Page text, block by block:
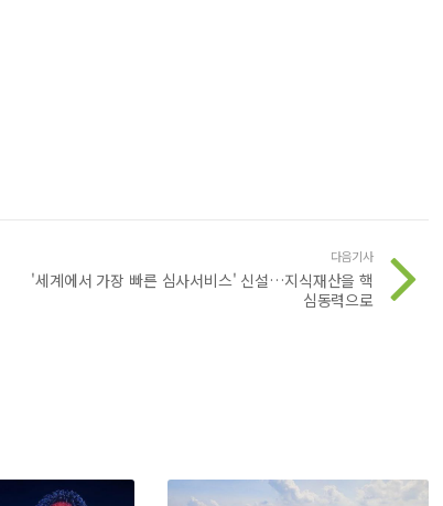
다음기사
'세계에서 가장 빠른 심사서비스' 신설…지식재산을 핵
심동력으로